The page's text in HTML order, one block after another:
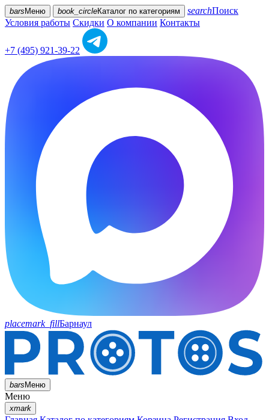
bars Меню book_circleКаталог по категориям searchПоиск
Условия работы Скидки О компании Контакты
+7 (495) 921-39-22
placemark_fillБарнаул
barsМеню
Меню
xmark